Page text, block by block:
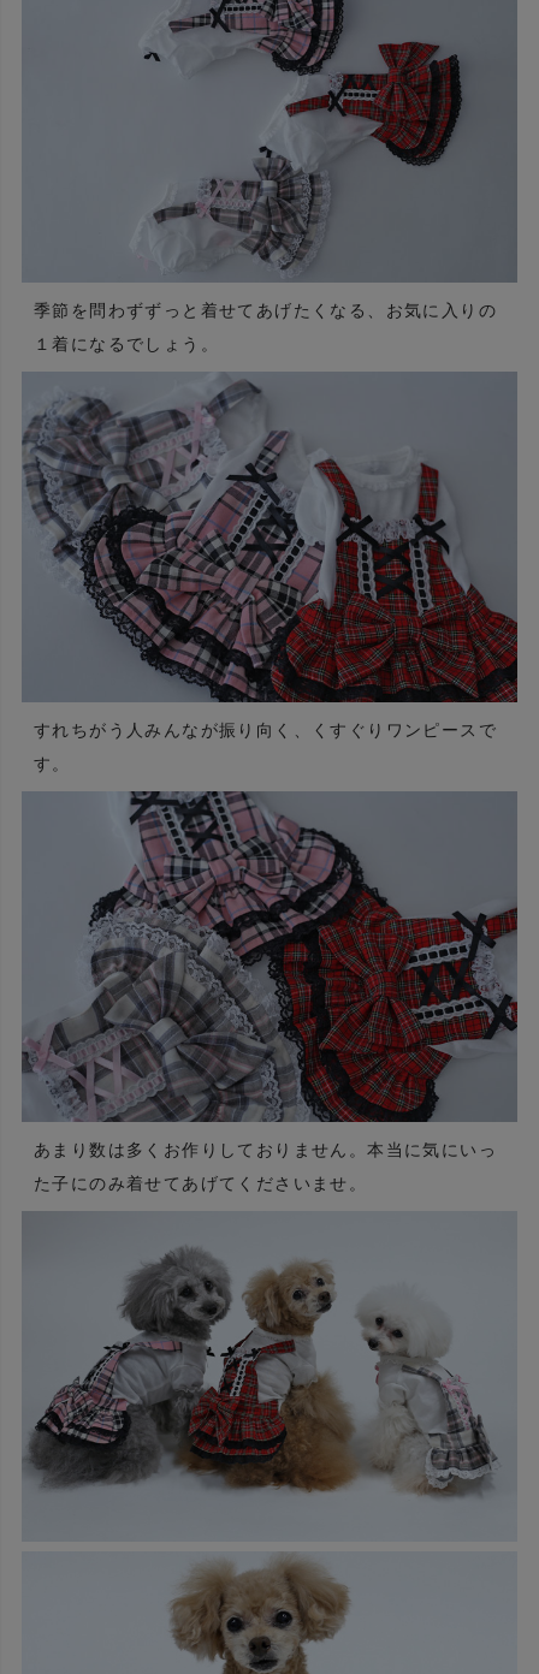
季節を問わずずっと着せてあげたくなる、お気に入りの
１着になるでしょう。
すれちがう人みんなが振り向く、くすぐりワンピースで
す。
あまり数は多くお作りしておりません。本当に気にいっ
た子にのみ着せてあげてくださいませ。